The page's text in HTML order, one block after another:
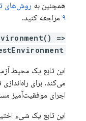
همچنین به
۹ مراجعه کنید.
=>
این تابع یک محیط
می‌کند. برای
اجرای موفقیت‌آمیز
این تابع یک شیء